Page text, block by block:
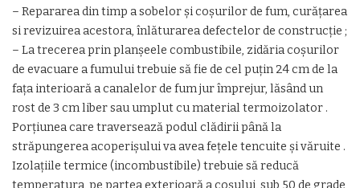
– Repararea din timp a sobelor şi coşurilor de fum, curăţarea
si revizuirea acestora, înlăturarea defectelor de construcţie ;
– La trecerea prin planşeele combustibile, zidăria coşurilor
de evacuare a fumului trebuie să fie de cel puţin 24 cm de la
faţa interioară a canalelor de fum jur împrejur, lăsând un
rost de 3 cm liber sau umplut cu material termoizolator .
Porţiunea care traversează podul clădirii până la
străpungerea acoperişului va avea feţele tencuite şi văruite .
Izolaţiile termice (incombustibile) trebuie să reducă
temperatura, pe partea exterioară a coşului, sub 50 de grade